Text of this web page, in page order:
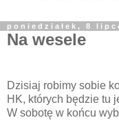
poniedziałek, 8
Na wesele
Dzisiaj robimy sobie
HK, których będzie tu
W sobotę w końcu